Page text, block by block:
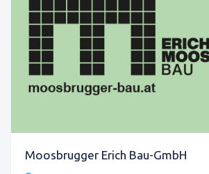
Moosbrugger Erich Bau-GmbH